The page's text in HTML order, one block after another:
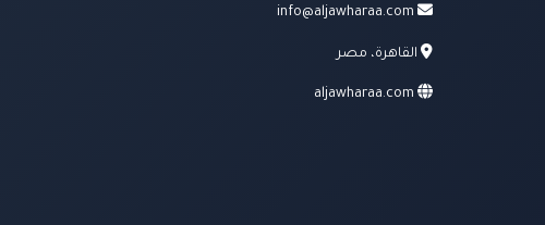
info@aljawharaa.com
القاهرة، مصر
aljawharaa.com